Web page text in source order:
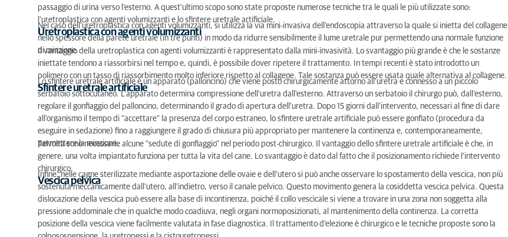
passaggio di urina verso l'esterno. A quest'ultimo scopo sono state proposte numerose tecniche tra le quali le più utilizzate sono:
l'uretroplastica con agenti volumizzanti e lo sfintere uretrale artificiale.
Uretroplastica con agenti volumizzanti
Nel caso dell'uretroplastica con agenti volumizzanti, si utilizza la via mini-invasiva dell'endoscopia attraverso la quale si inietta del collagene
nello spessore della parete uretrale (in tre punti) in modo da ridurre sensibilmente il lume uretrale pur permettendo una normale funzione
di minzione.
Il vantaggio della uretroplastica con agenti volumizzanti è rappresentato dalla mini-invasività. Lo svantaggio più grande è che le sostanze
iniettate tendono a riassorbirsi nel tempo e, quindi, è possibile dover ripetere il trattamento. In tempi recenti è stato introdotto un
polimero con un tasso di riassorbimento molto inferiore rispetto al collagene. Tale sostanza può essere usata quale alternativa al collagene.
Sfintere uretrale artificiale
Lo sfintere uretrale artificiale è un apparato (palloncino) che viene posto chirurgicamente attorno all'uretra e connesso a un piccolo
serbatoio sottocutaneo. L'apparato determina compressione dell'uretra dall'esterno. Attraverso un serbatoio il chirurgo può, dall'esterno,
regolare il gonfiaggio del palloncino, determinando il grado di apertura dell'uretra. Dopo 15 giorni dall'intervento, necessari al fine di dare
all'organismo il tempo di "accettare" la presenza del corpo estraneo, lo sfintere uretrale artificiale può essere gonfiato (procedura da
eseguire in sedazione) fino a raggiungere il grado di chiusura più appropriato per mantenere la continenza e, contemporaneamente,
permettere la minzione.
Talvolta sono necessarie alcune "sedute di gonfiaggio" nel periodo post-chirurgico. Il vantaggio dello sfintere uretrale artificiale è che, in
genere, una volta impiantato funziona per tutta la vita del cane. Lo svantaggio è dato dal fatto che il posizionamento richiede l'intervento
chirurgico.
Vescica pelvica
Infine, nelle cagne sterilizzate mediante asportazione delle ovaie e dell'utero si può anche osservare lo spostamento della vescica, non più
sostenuta meccanicamente dall'utero, all'indietro, verso il canale pelvico. Questo movimento genera la cosiddetta vescica pelvica. Questa
dislocazione della vescica può essere alla base di incontinenza, poiché il collo vescicale si viene a trovare in una zona non soggetta alla
pressione addominale che in qualche modo coadiuva, negli organi normoposizionati, al mantenimento della continenza. La corretta
posizione della vescica viene facilmente valutata in fase diagnostica. Il trattamento d'elezione è chirurgico e le tecniche proposte sono la